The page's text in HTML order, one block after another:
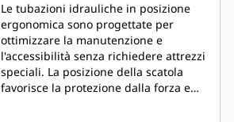
Le tubazioni idrauliche in posizione
ergonomica sono progettate per
ottimizzare la manutenzione e
l'accessibilità senza richiedere attrezzi
speciali. La posizione della scatola
favorisce la protezione dalla forza e